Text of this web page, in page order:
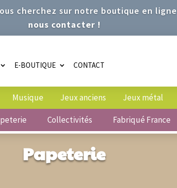
cherchez sur notre boutique en ligne
nous contacter !
E-BOUTIQUE CONTACT
Musique Jeux anciens Jeux métal
Collectivités Fabriqué France
Papeterie